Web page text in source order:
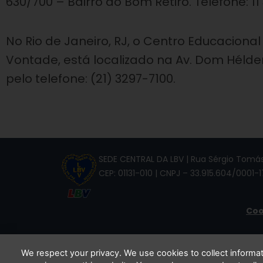
No Rio de Janeiro, RJ, o Centro
Vontade, está localizado na Av. Dom
pelo telefone: (21) 3297-7100.
SEDE CENTRAL DA LBV | Rua Sérgio
CEP: 01131-010 | CNPJ – 33.915.604/
We respect your privacy. We use cookies to collect